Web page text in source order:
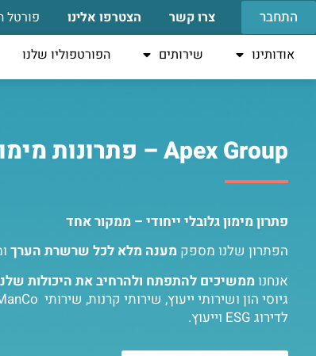
התחבר צרו קשר הצטרפו אלינו פורטל
אודותינו
שירותים הפורטפוליו שלנו
Apex Group – פתרונות מימון
פתרון מימון גלובלי ייחודי – ממקור אחד
הפתרון שלנו מספק מענה מלא לכל שרשרת הערך
אנחנוממשיכים להתפתח ולהרחיב את היכולות
לדירוג ESG וייעוץ.